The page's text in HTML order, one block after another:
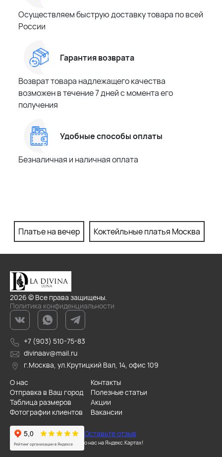
Осуществляем быструю доставку товара по всей
России
Гарантия возврата
Возврат товара надлежащего качества
возможен в течение 7 дней с момента его
получения
Удобные способы оплаты
Безналичная и наличная оплата
Платье на вечер Коктейльные платья Москва
2026 © Все права защищены.
Политика конфиденциальности
+7 (903) 510-75-83
divinaav@mail.ru
г.Москва, ул.Крутицкий Вал, 14, офис 109
О нас
Контакты
Отправка в Ваш город
Полезные статьи
Таблица размеров
Акции
Фотографии клиентов
Вакансии
Оставьте отзыв
о нас на Яндекс.Картах!